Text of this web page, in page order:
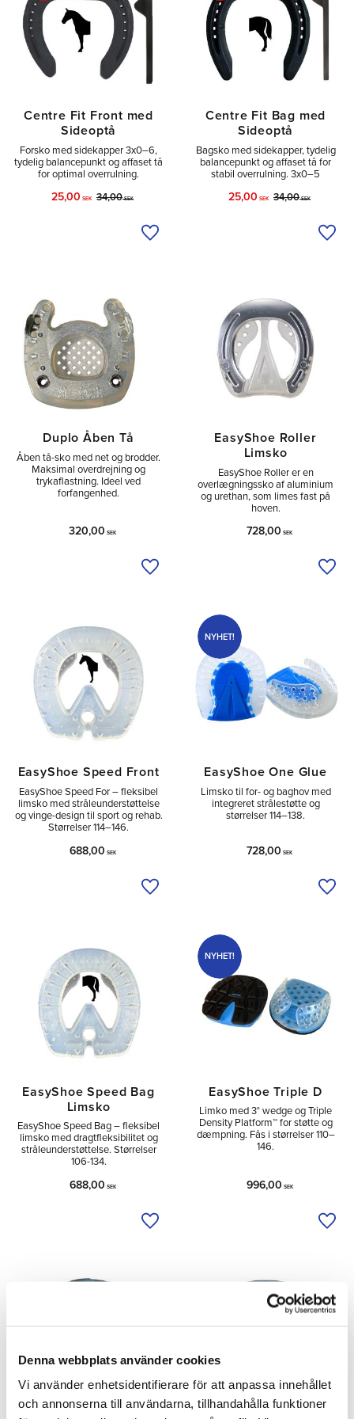
Denna webbplats använder cookies
Vi använder enhetsidentifierare för att anpassa innehållet
och annonserna till användarna, tillhandahålla funktioner
Centre Fit Front med
Sideoptå
Forsko med sidekapper 3x0–6,
tydelig balancepunkt og affaset tå
for optimal overrulning.
25,00 SEK 34,00SEK
Tilføj til ønskeliste
Centre Fit Bag med
Sideoptå
Bagsko med sidekapper, tydelig
balancepunkt og affaset tå for
stabil overrulning. 3x0–5
25,00 SEK 34,00SEK
Duplo Åben Tå
Åben tå-sko med net og brodder.
Maksimal overdrejning og
trykaflastning. Ideel ved
forfangenhed.
320,00 SEK
Tilføj til ønskeliste
EasyShoe Roller
Limsko
EasyShoe Roller er en
overlægningssko af aluminium
og urethan, som limes fast på
hoven.
728,00 SEK
EasyShoe Speed Front
EasyShoe Speed For – fleksibel
limsko med stråleunderstøttelse
og vinge-design til sport og rehab.
Størrelser 114–146.
688,00 SEK
Tilføj til ønskeliste
EasyShoe One Glue
Limsko til for- og baghov med
integreret strålestøtte og
størrelser 114–138.
728,00 SEK
NYHET!
EasyShoe Speed Bag
Limsko
EasyShoe Speed Bag – fleksibel
limsko med dragtfleksibilitet og
stråleunderstøttelse. Størrelser
106-134.
688,00 SEK
Tilføj til ønskeliste
EasyShoe Triple D
Limko med 3° wedge og Triple
Density Platform™ for støtte og
dæmpning. Fås i størrelser 110–
146.
996,00 SEK
NYHET!